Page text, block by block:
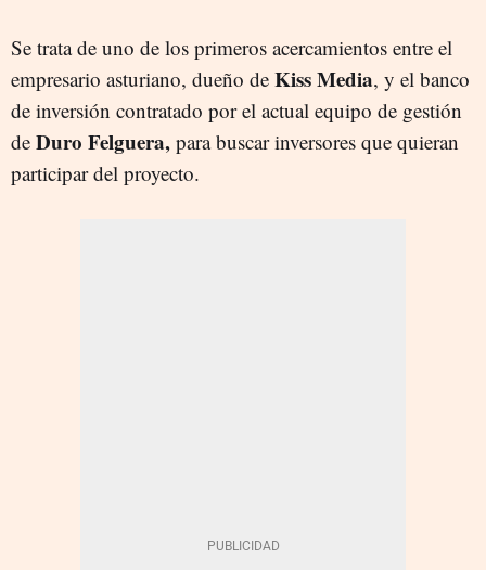
Se trata de uno de los primeros acercamientos entre el
empresario asturiano, dueño de Kiss Media, y el banco
de inversión contratado por el actual equipo de gestión
de Duro Felguera, para buscar inversores que quieran
participar del proyecto.